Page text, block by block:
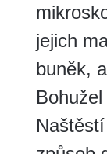
jejich
buněk,